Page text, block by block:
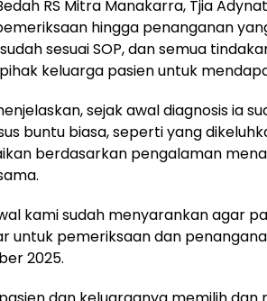
RS Mitra Manakarra, Tjia
hingga penanganan
sesuai SOP, dan semua
keluarga pasien untuk
sejak awal diagnosis ia
buntu biasa, seperti yang
berdasarkan pengalaman
kami sudah menyarankan agar
untuk pemeriksaan dan
2025.